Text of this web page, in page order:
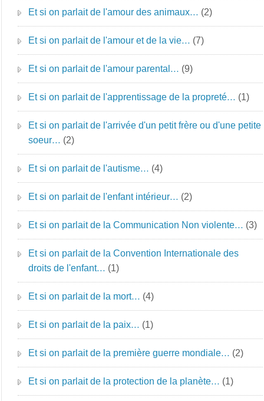
Et si on parlait de l'amour des animaux… (2)
Et si on parlait de l'amour et de la vie… (7)
Et si on parlait de l'amour parental… (9)
Et si on parlait de l'apprentissage de la propreté… (1)
Et si on parlait de l'arrivée d'un petit frère ou d'une petite
soeur… (2)
Et si on parlait de l'autisme… (4)
Et si on parlait de l'enfant intérieur… (2)
Et si on parlait de la Communication Non violente… (3)
Et si on parlait de la Convention Internationale des
droits de l'enfant… (1)
Et si on parlait de la mort… (4)
Et si on parlait de la paix… (1)
Et si on parlait de la première guerre mondiale… (2)
Et si on parlait de la protection de la planète… (1)